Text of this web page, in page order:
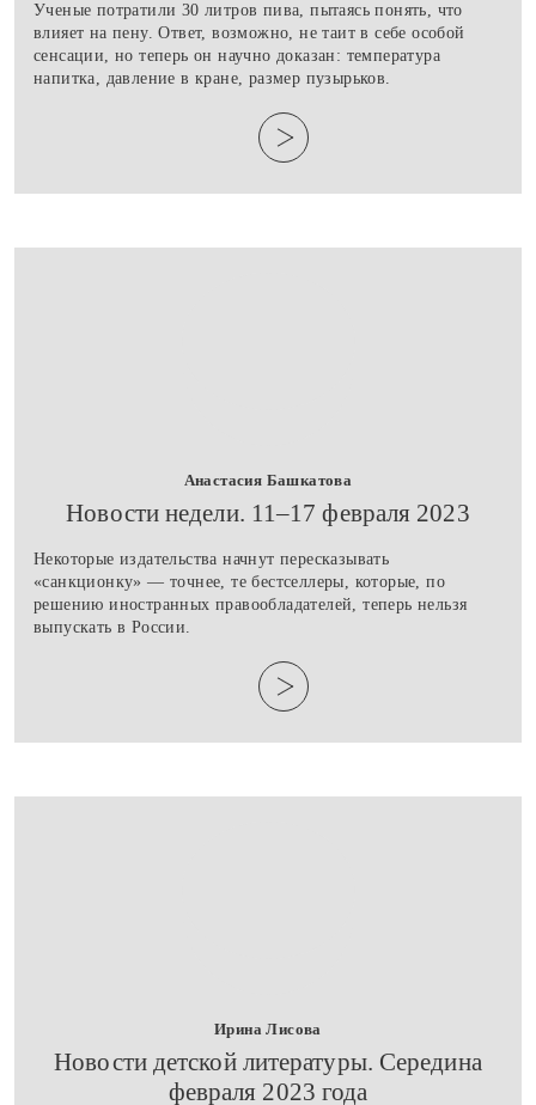
Ученые потратили 30 литров пива, пытаясь понять, что
влияет на пену. Ответ, возможно, не таит в себе особой
сенсации, но теперь он научно доказан: температура
напитка, давление в кране, размер пузырьков.
Анастасия Башкатова
​Новости недели. 11–17 февраля 2023
Некоторые издательства начнут пересказывать
«санкционку» — точнее, те бестселлеры, которые, по
решению иностранных правообладателей, теперь нельзя
выпускать в России.
Ирина Лисова
​Новости детской литературы. Середина
февраля 2023 года